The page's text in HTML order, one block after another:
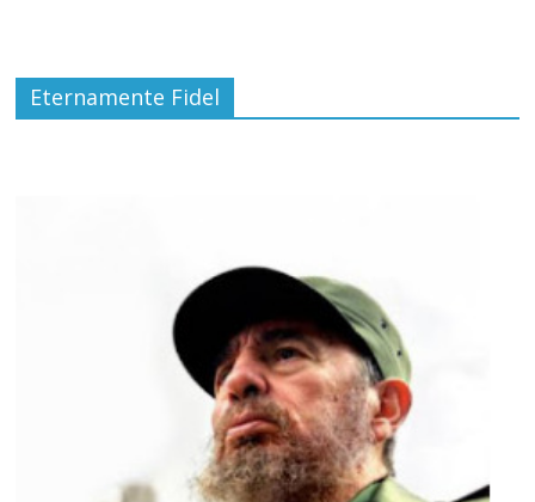
Eternamente Fidel